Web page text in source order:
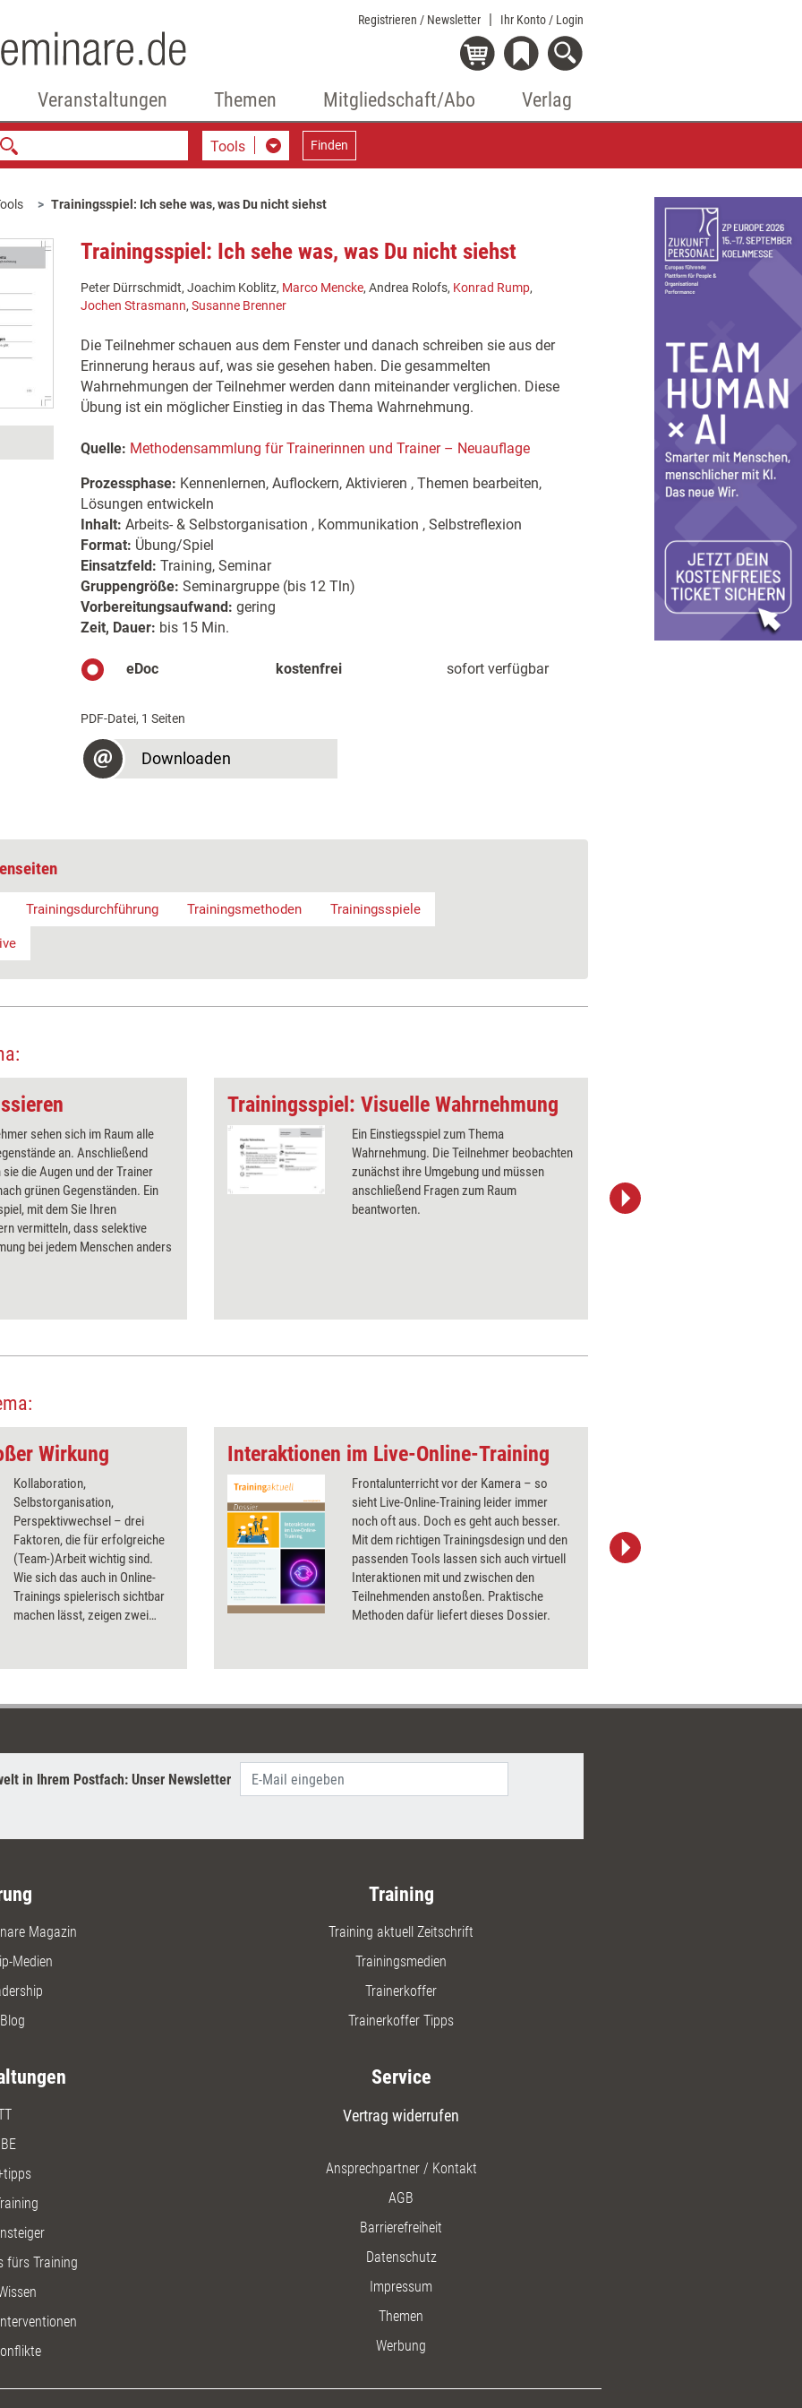
Registrieren / Newsletter Ihr Konto / Login
Veranstaltungen Themen Mitgliedschaft/Abo Verlag
Tools Finden
Trainingsspiel: Ich sehe was, was Du nicht siehst
Trainingsspiel: Ich sehe was, was Du nicht siehst
Peter Dürrschmidt, Joachim Koblitz, Marco Mencke, Andrea Rolofs, Konrad Rump,
Jochen Strasmann, Susanne Brenner
Die Teilnehmer schauen aus dem Fenster und danach schreiben sie aus der
Erinnerung heraus auf, was sie gesehen haben. Die gesammelten
Wahrnehmungen der Teilnehmer werden dann miteinander verglichen. Diese
Übung ist ein möglicher Einstieg in das Thema Wahrnehmung.
Quelle: Methodensammlung für Trainerinnen und Trainer – Neuauflage
Prozessphase: Kennenlernen, Auflockern, Aktivieren , Themen bearbeiten,
Lösungen entwickeln
Inhalt: Arbeits- & Selbstorganisation , Kommunikation , Selbstreflexion
Format: Übung/Spiel
Einsatzfeld: Training, Seminar
Gruppengröße: Seminargruppe (bis 12 Tln)
Vorbereitungsaufwand: gering
Zeit, Dauer: bis 15 Min.
eDoc kostenfrei sofort verfügbar
PDF-Datei, 1 Seiten
Downloaden
Trainingsdurchführung Trainingsmethoden Trainingsspiele
sehen sich im Raum alle
an. Anschließend
die Augen und der Trainer
grünen Gegenständen. Ein
mit dem Sie Ihren
vermitteln, dass selektive
bei jedem Menschen anders
Trainingsspiel: Visuelle Wahrnehmung
Ein Einstiegsspiel zum Thema
Wahrnehmung. Die Teilnehmer beobachten
zunächst ihre Umgebung und müssen
anschließend Fragen zum Raum
beantworten.
Wirkung
Kollaboration,
Selbstorganisation,
Perspektivwechsel – drei
Faktoren, die für erfolgreiche
(Team-)Arbeit wichtig sind.
Wie sich das auch in Online-
Trainings spielerisch sichtbar
machen lässt, zeigen zwei
Interaktionen im Live-Online-Training
Frontalunterricht vor der Kamera – so
sieht Live-Online-Training leider immer
noch oft aus. Doch es geht auch besser.
Mit dem richtigen Trainingsdesign und den
passenden Tools lassen sich auch virtuell
Interaktionen mit und zwischen den
Teilnehmenden anstoßen. Praktische
Methoden dafür liefert dieses Dossier.
in Ihrem Postfach: Unser Newsletter
Magazin
Medien
Training
Training aktuell Zeitschrift
Trainingsmedien
Trainerkoffer
Trainerkoffer Tipps
fürs Training
Service
Vertrag widerrufen
Ansprechpartner / Kontakt
AGB
Barrierefreiheit
Datenschutz
Impressum
Themen
Werbung